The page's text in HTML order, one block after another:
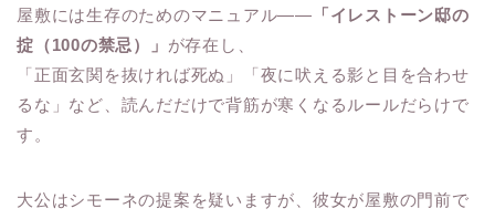
屋敷には生存のためのマニュアル―― 「イレストーン邸の
掟（100の禁忌）」 が存在し、
「正面玄関を抜ければ死ぬ」「夜に吠える影と目を合わせ
るな」など、読んだだけで背筋が寒くなるルールだらけで
す。
大公はシモーネの提案を疑いますが、彼女が屋敷の門前で